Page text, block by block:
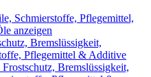
Schmierstoffe, Pflegemittel,
anzeigen
Bremslüssigkeit,
Pflegemittel & Additive
Bremslüssigkeit,